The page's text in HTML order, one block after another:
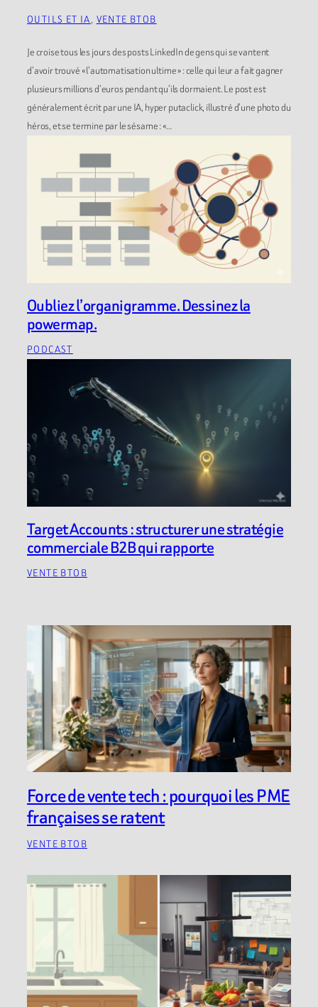
OUTILS ET IA, VENTE BTOB
Je croise tous les jours des posts LinkedIn de gens qui se vantent
d’avoir trouvé « l’automatisation ultime » : celle qui leur a fait gagner
plusieurs millions d’euros pendant qu’ils dormaient. Le post est
généralement écrit par une IA, hyper putaclick, illustré d’une photo du
héros, et se termine par le sésame : «…
Oubliez l’organigramme. Dessinez la
powermap.
PODCAST
Target Accounts : structurer une stratégie
commerciale B2B qui rapporte
VENTE BTOB
Force de vente tech : pourquoi les PME
françaises se ratent
VENTE BTOB